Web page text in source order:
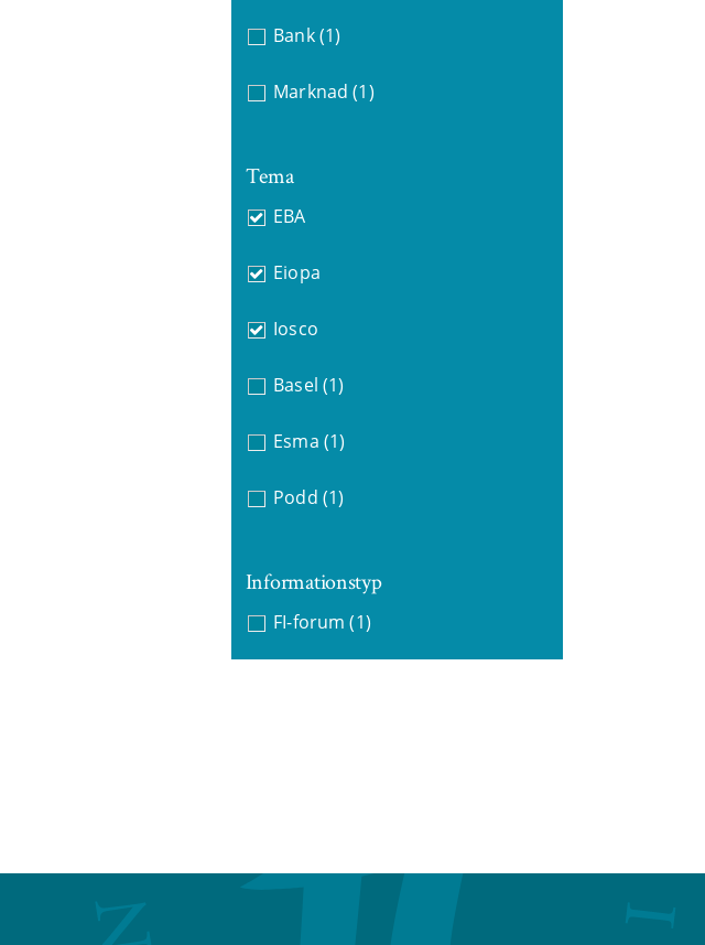
Bank (1)
Marknad (1)
Tema
EBA
Eiopa
Iosco
Basel (1)
Esma (1)
Podd (1)
Informationstyp
FI-forum (1)